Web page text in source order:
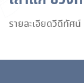
รายละเอียดวีดีทัศน์